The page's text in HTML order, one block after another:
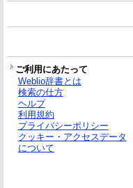
ご利用にあたって
Weblio辞書とは
検索の仕方
ヘルプ
利用規約
プライバシーポリシー
クッキー・アクセスデータ
について